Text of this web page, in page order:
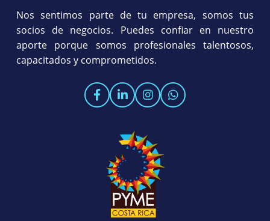
Nos sentimos parte de tu empresa, somos tus
socios de negocios. Puedes confiar en nuestro
aporte porque somos profesionales talentosos,
capacitados y comprometidos.